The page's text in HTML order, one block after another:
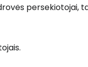
persekiotojai,